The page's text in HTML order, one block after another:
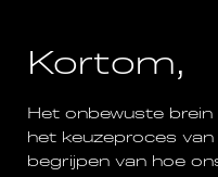
Kortom,
Het onbewuste
het keuzeproces
begrijpen van hoe